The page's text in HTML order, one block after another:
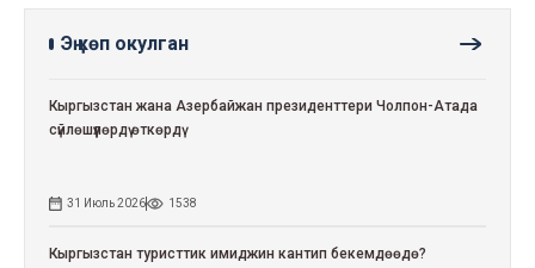
Эң көп окулган
Кыргызстан жана Азербайжан президенттери Чолпон-Атада
сүйлөшүүлөрдү өткөрдү
31 Июль 2026 1538
Кыргызстан туристтик имиджин кантип бекемдөөдө?